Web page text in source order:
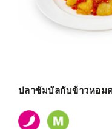
ปลาซัมบัลกับข้าวหอม